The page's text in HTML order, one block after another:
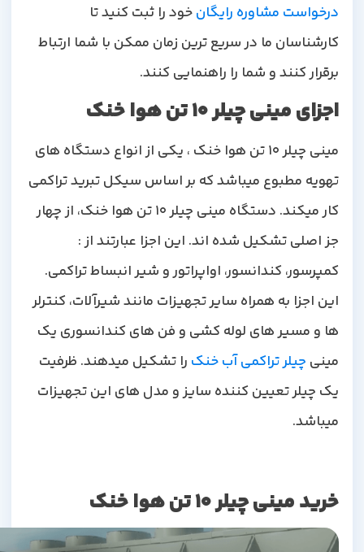
درخواست مشاوره رایگانخود را ثبت کنید تا
کارشناسان ما در سریع ترین زمان ممکن با شما ارتباط
برقرار کنند و شما را راهنمایی کنند.
اجزای مینی چیلر10 تن هوا خنک
مینی چیلر 10 تن هوا خنک ، یکی از انواع دستگاه های
تهویه مطبوع میباشد که بر اساس سیکل تبرید تراکمی
کار میکند. دستگاه مینی چیلر 10 تن هوا خنک، از چهار
جز اصلی تشکیل شده اند. این اجزا عبارتند از :
کمپرسور، کندانسور، اواپراتور و شیر انبساط تراکمی.
این اجزا به همراه سایر تجهیزات مانند شیرآلات، کنترلر
ها و مسیر های لوله کشی و فن های کندانسوری یک
مینیچیلر تراکمی آب خنکرا تشکیل میدهند. ظرفیت
یک چیلر تعیین کننده سایز و مدل های این تجهیزات
میباشد.
خرید مینی چیلر 10 تن هوا خنک